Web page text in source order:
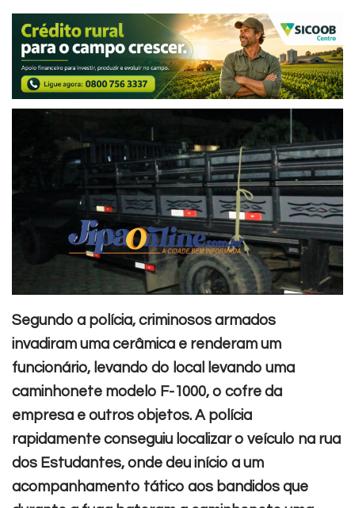
Segundo a polícia, criminosos armados
invadiram uma cerâmica e renderam um
funcionário, levando do local levando uma
caminhonete modelo F-1000, o cofre da
empresa e outros objetos. A polícia
rapidamente conseguiu localizar o veículo na rua
dos Estudantes, onde deu início a um
acompanhamento tático aos bandidos que